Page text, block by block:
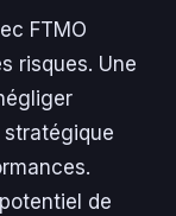
FTMO
risques. Une
stratégique
de